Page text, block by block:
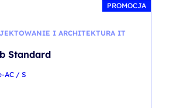
PROMOCJA
I ARCHITEKTURA IT
Standard
AC / S